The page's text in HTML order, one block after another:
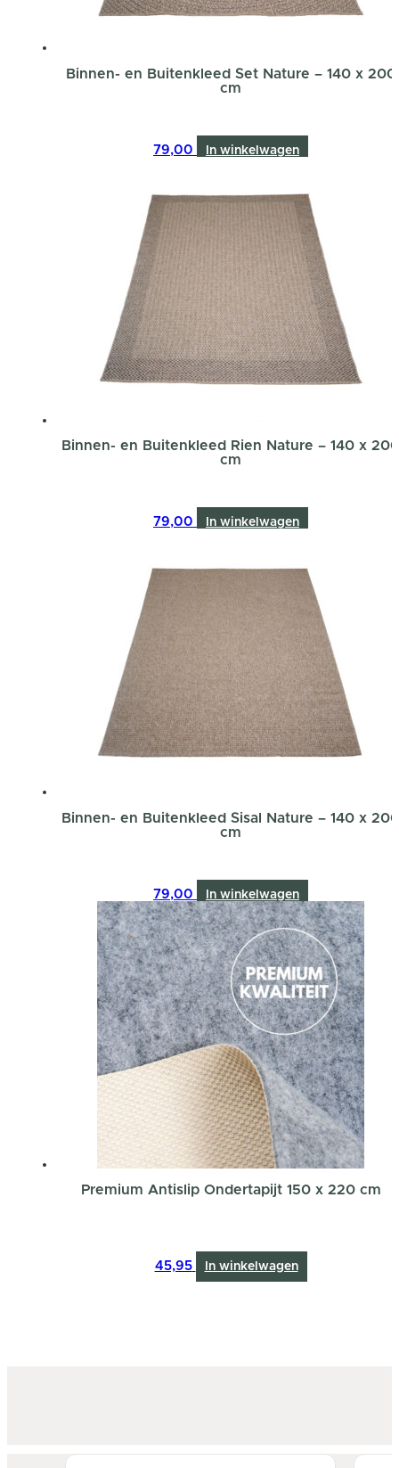
Binnen- en Buitenkleed Set Nature – 140 x 200
cm
79,00 In winkelwagen
Binnen- en Buitenkleed Rien Nature – 140 x 200
cm
79,00 In winkelwagen
Binnen- en Buitenkleed Sisal Nature – 140 x 200
cm
79,00 In winkelwagen
Premium Antislip Ondertapijt 150 x 220 cm
45,95 In winkelwagen